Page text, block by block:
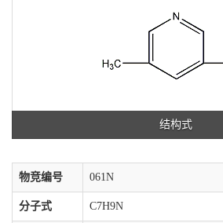
结构式
物竞编号 061N
分子式 C7H9N